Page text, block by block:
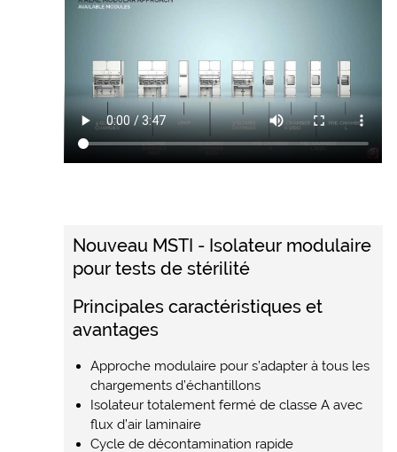
Nouveau MSTI - Isolateur modulaire
pour tests de stérilité
Principales caractéristiques et
avantages
Approche modulaire pour s’adapter à tous les
chargements d’échantillons
Isolateur totalement fermé de classe A avec
flux d’air laminaire
Cycle de décontamination rapide